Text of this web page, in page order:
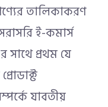
তালিকাকরণ
ই-কমার্স
সাথে প্রথম যে
যাবতীয়